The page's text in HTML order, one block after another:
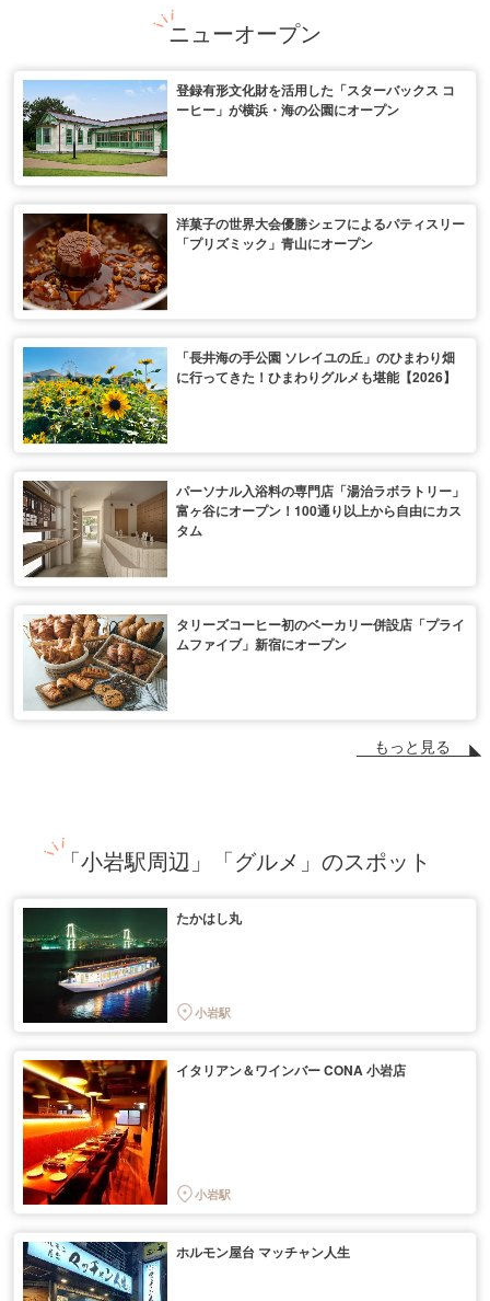
ニューオープン
登録有形文化財を活用した「スターバックス コ
ーヒー」が横浜・海の公園にオープン
洋菓子の世界大会優勝シェフによるパティスリー
「プリズミック」青山にオープン
「長井海の手公園 ソレイユの丘」のひまわり畑
に行ってきた！ひまわりグルメも堪能【2026】
パーソナル入浴料の専門店「湯治ラボラトリー」
富ヶ谷にオープン！100通り以上から自由にカス
タム
タリーズコーヒー初のベーカリー併設店「プライ
ムファイブ」新宿にオープン
もっと見る
「小岩駅周辺」「グルメ」のスポット
たかはし丸
小岩駅
イタリアン＆ワインバー CONA 小岩店
小岩駅
ホルモン屋台 マッチャン人生